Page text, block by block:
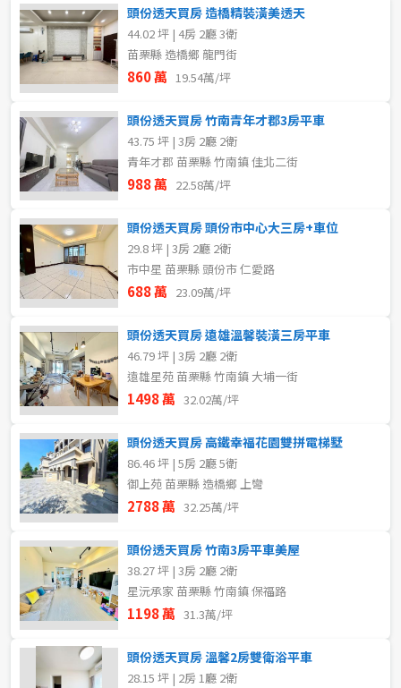
頭份透天買房 造橋精裝潢美透天
44.02 坪 | 4房 2廳 3衛
苗栗縣 造橋鄉 龍門街
860 萬 19.54萬/坪
頭份透天買房 竹南青年才郡3房平車
43.75 坪 | 3房 2廳 2衛
青年才郡 苗栗縣 竹南鎮 佳北二街
988 萬 22.58萬/坪
頭份透天買房 頭份市中心大三房+車位
29.8 坪 | 3房 2廳 2衛
市中星 苗栗縣 頭份市 仁愛路
688 萬 23.09萬/坪
頭份透天買房 遠雄溫馨裝潢三房平車
46.79 坪 | 3房 2廳 2衛
遠雄星苑 苗栗縣 竹南鎮 大埔一街
1498 萬 32.02萬/坪
頭份透天買房 高鐵幸福花園雙拼電梯墅
86.46 坪 | 5房 2廳 5衛
御上苑 苗栗縣 造橋鄉 上彎
2788 萬 32.25萬/坪
頭份透天買房 竹南3房平車美屋
38.27 坪 | 3房 2廳 2衛
星沅承家 苗栗縣 竹南鎮 保福路
1198 萬 31.3萬/坪
頭份透天買房 溫馨2房雙衛浴平車
28.15 坪 | 2房 1廳 2衛